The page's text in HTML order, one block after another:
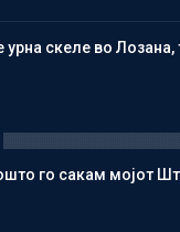
урна скеле во Лозана,
го сакам мојот